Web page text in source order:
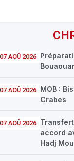
07 AOÛ 2026
07 AOÛ 2026
MOB :
Crabes
07 AOÛ 2026
accord
Hadj